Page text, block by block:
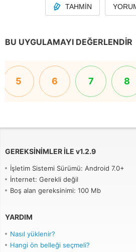
TAHMIN
BU UYGULAMAYI DEĞERLENDIR
5 6 7 8
GEREKSINIMLER ILE v1.2.9
İşletim Sistemi Sürümü: Android 7.0+
İnternet: Gerekli değil
Boş alan gereksinimi: 100 Mb
YARDIM
Nasıl yüklenir?
Hangi ön belleği seçmeli?